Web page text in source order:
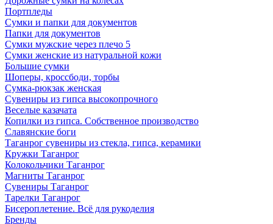
Портпледы
Сумки и папки для документов
Папки для документов
Сумки мужские через плечо 5
Сумки женские из натуральной кожи
Большие сумки
Шоперы, кроссбоди, торбы
Сумка-рюкзак женская
Сувениры из гипса высокопрочного
Веселые казачата
Копилки из гипса. Собственное производство
Славянские боги
Таганрог сувениры из стекла, гипса, керамики
Кружки Таганрог
Колокольчики Таганрог
Магниты Таганрог
Сувениры Таганрог
Тарелки Таганрог
Бисероплетение. Всё для рукоделия
Бренды